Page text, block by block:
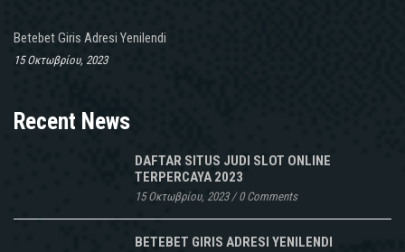
Betebet Giris Adresi Yenilendi
15 Οκτωβρίου, 2023
Recent News
DAFTAR SITUS JUDI SLOT ONLINE
TERPERCAYA 2023
15 Οκτωβρίου, 2023/0 Comments
BETEBET GIRIS ADRESI YENILENDI